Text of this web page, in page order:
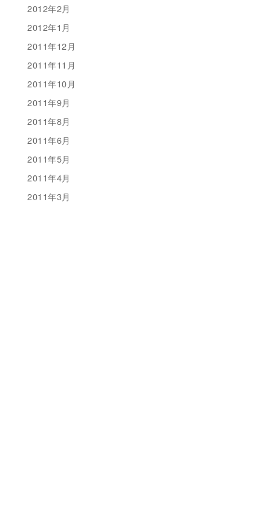
2012年2月
2012年1月
2011年12月
2011年11月
2011年10月
2011年9月
2011年8月
2011年6月
2011年5月
2011年4月
2011年3月